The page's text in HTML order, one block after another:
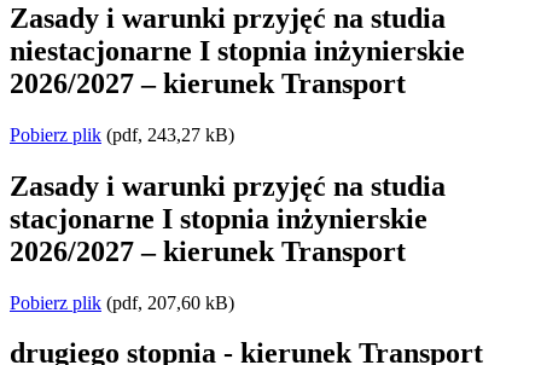
Zasady i warunki przyjęć na studia
niestacjonarne I stopnia inżynierskie
2026/2027 – kierunek Transport
Pobierz plik (pdf, 243,27 kB)
Zasady i warunki przyjęć na studia
stacjonarne I stopnia inżynierskie
2026/2027 – kierunek Transport
Pobierz plik (pdf, 207,60 kB)
drugiego stopnia - kierunek Transport